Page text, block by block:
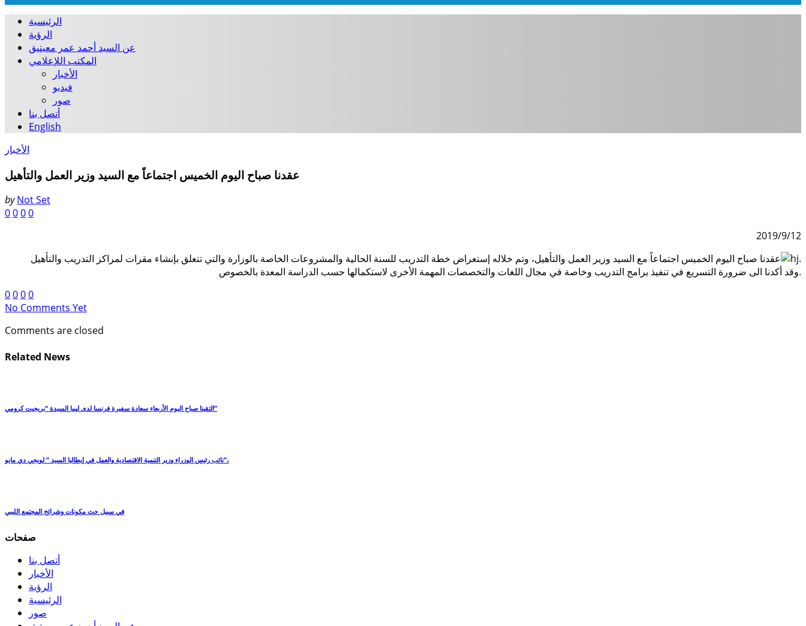
الرئيسية
الرؤية
عن السيد أحمد عمر معيتيق
المكتب اللإعلامي
الأخبار
فيديو
صور
أتصل بنا
English
الأخبار
عقدنا صباح اليوم الخميس اجتماعاً مع السيد وزير العمل والتأهيل
by Not Set
0000
2019/9/12
عقدنا صباح اليوم الخميس اجتماعاً مع السيد وزير العمل والتأهيل، وتم خلاله إستعراض خطة التدريب للسنة الحالية والمشروعات الخاصة بالوزارة والتي تتعلق بإنشاء مقرات لمراكز التدريب والتأهيل
.
وقد أكدنا الى ضرورة التسريع في تنفيذ برامج التدريب وخاصة في مجال اللغات والتخصصات المهمة الأخرى لاستكمالها حسب الدراسة المعدة بالخصوص.
0000
No Comments Yet
Comments are closed
Related News
التقينا صباح اليوم الأربعاء سعادة سفيرة فرنسا لدى ليبيا السيدة “بريجيت كرومي”
نائب رئيس الوزراء وزير التنمية الاقتصادية والعمل في إيطاليا السيد ” لويجي دي مايو”،
في سبيل حث مكونات وشرائح المجتمع الليبي
صفحات
أتصل بنا
الأخبار
الرؤية
الرئيسية
صور